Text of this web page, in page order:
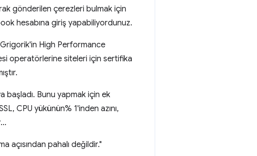
gönderilen çerezleri bulmak için
hesabına giriş yapabiliyordunuz.
High Performance
operatörlerine siteleri için sertifika
başladı. Bunu yapmak için ek
CPU yükünün% 1'inden azını,
açısından pahalı değildir."